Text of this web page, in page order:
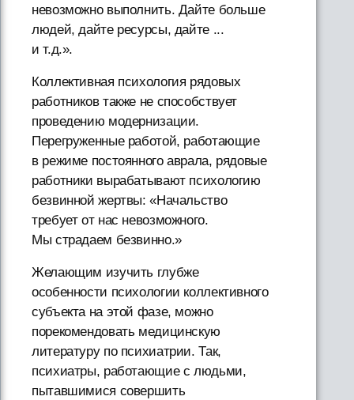
невозможно выполнить. Дайте больше
людей, дайте ресурсы, дайте ...
и т.д.».
Коллективная психология рядовых
работников также не способствует
проведению модернизации.
Перегруженные работой, работающие
в режиме постоянного аврала, рядовые
работники вырабатывают психологию
безвинной жертвы: «Начальство
требует от нас невозможного.
Мы страдаем безвинно.»
Желающим изучить глубже
особенности психологии коллективного
субъекта на этой фазе, можно
порекомендовать медицинскую
литературу по психиатрии. Так,
психиатры, работающие с людьми,
пытавшимися совершить